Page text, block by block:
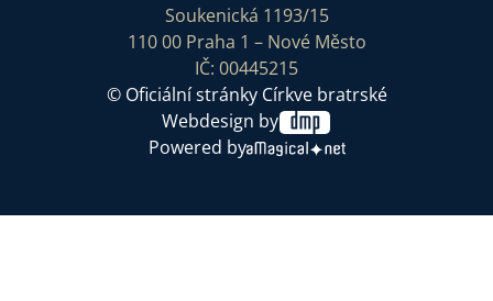
Soukenická 1193/15
110 00 Praha 1 – Nové Město
IČ: 00445215
© Oficiální stránky Církve bratrské
Webdesign by
Powered by